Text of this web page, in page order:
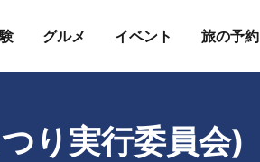
グルメ イベント 旅の予約
り実行委員会)